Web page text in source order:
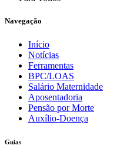
Navegação
Início
Notícias
Ferramentas
BPC/LOAS
Salário Maternidade
Aposentadoria
Pensão por Morte
Auxílio-Doença
Guias